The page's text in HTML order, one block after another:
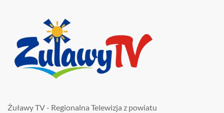
Żuławy TV - Regionalna Telewizja z powiatu